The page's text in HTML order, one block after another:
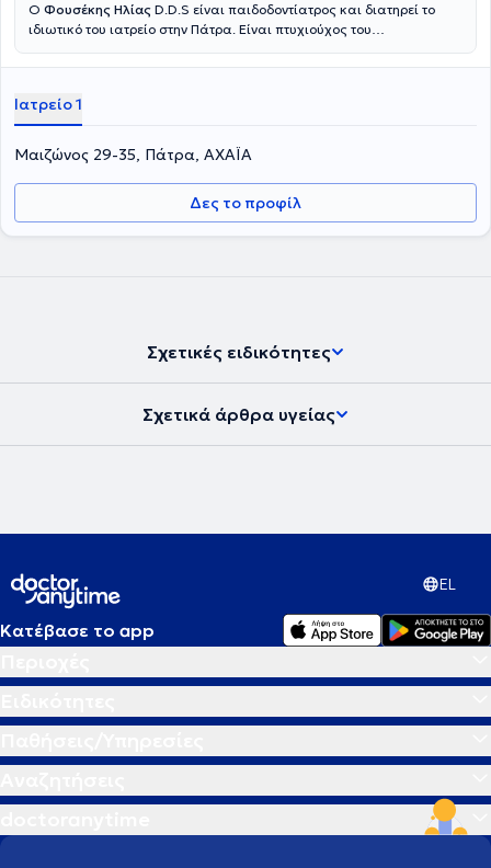
Ο Φουσέκης Ηλίας D.D.S είναι παιδοδοντίατρος και διατηρεί το
ιδιωτικό του ιατρείο στην Πάτρα. Είναι πτυχιούχος του
παιδοδοντία. Αναλαμβάνει περιστατικά που άπτονται της
οδοντιατρικής με γενική αναισθησία, αισθητικής οδοντιατρικής,
αλλά και ορθοδοντικής παίδων.
Ιατρείο 1
Μαιζώνος 29-35, Πάτρα, ΑΧΑΪΑ
Δες το προφίλ
Σχετικές ειδικότητες
Σχετικά άρθρα υγείας
EL
Κατέβασε το app